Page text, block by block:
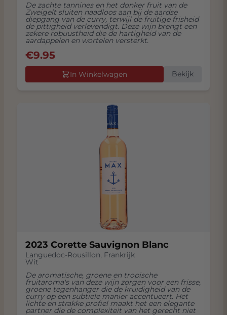
De zachte tannines en het donker fruit van de
Zweigelt sluiten naadloos aan bij de aardse
diepgang van de curry, terwijl de fruitige frisheid
de pittigheid verlevendigt. Deze wijn brengt een
zekere robuustheid die de hartigheid van de
aardappelen en wortelen versterkt.
€9.95
In Winkelwagen Bekijk
2023 Corette Sauvignon Blanc
Languedoc-Rousillon, Frankrijk
Wit
De aromatische, groene en tropische
fruitaroma's van deze wijn zorgen voor een frisse,
groene tegenhanger die de kruidigheid van de
curry op een subtiele manier accentueert. Het
lichte en strakke profiel maakt het een elegante
partner die de complexiteit van het gerecht niet